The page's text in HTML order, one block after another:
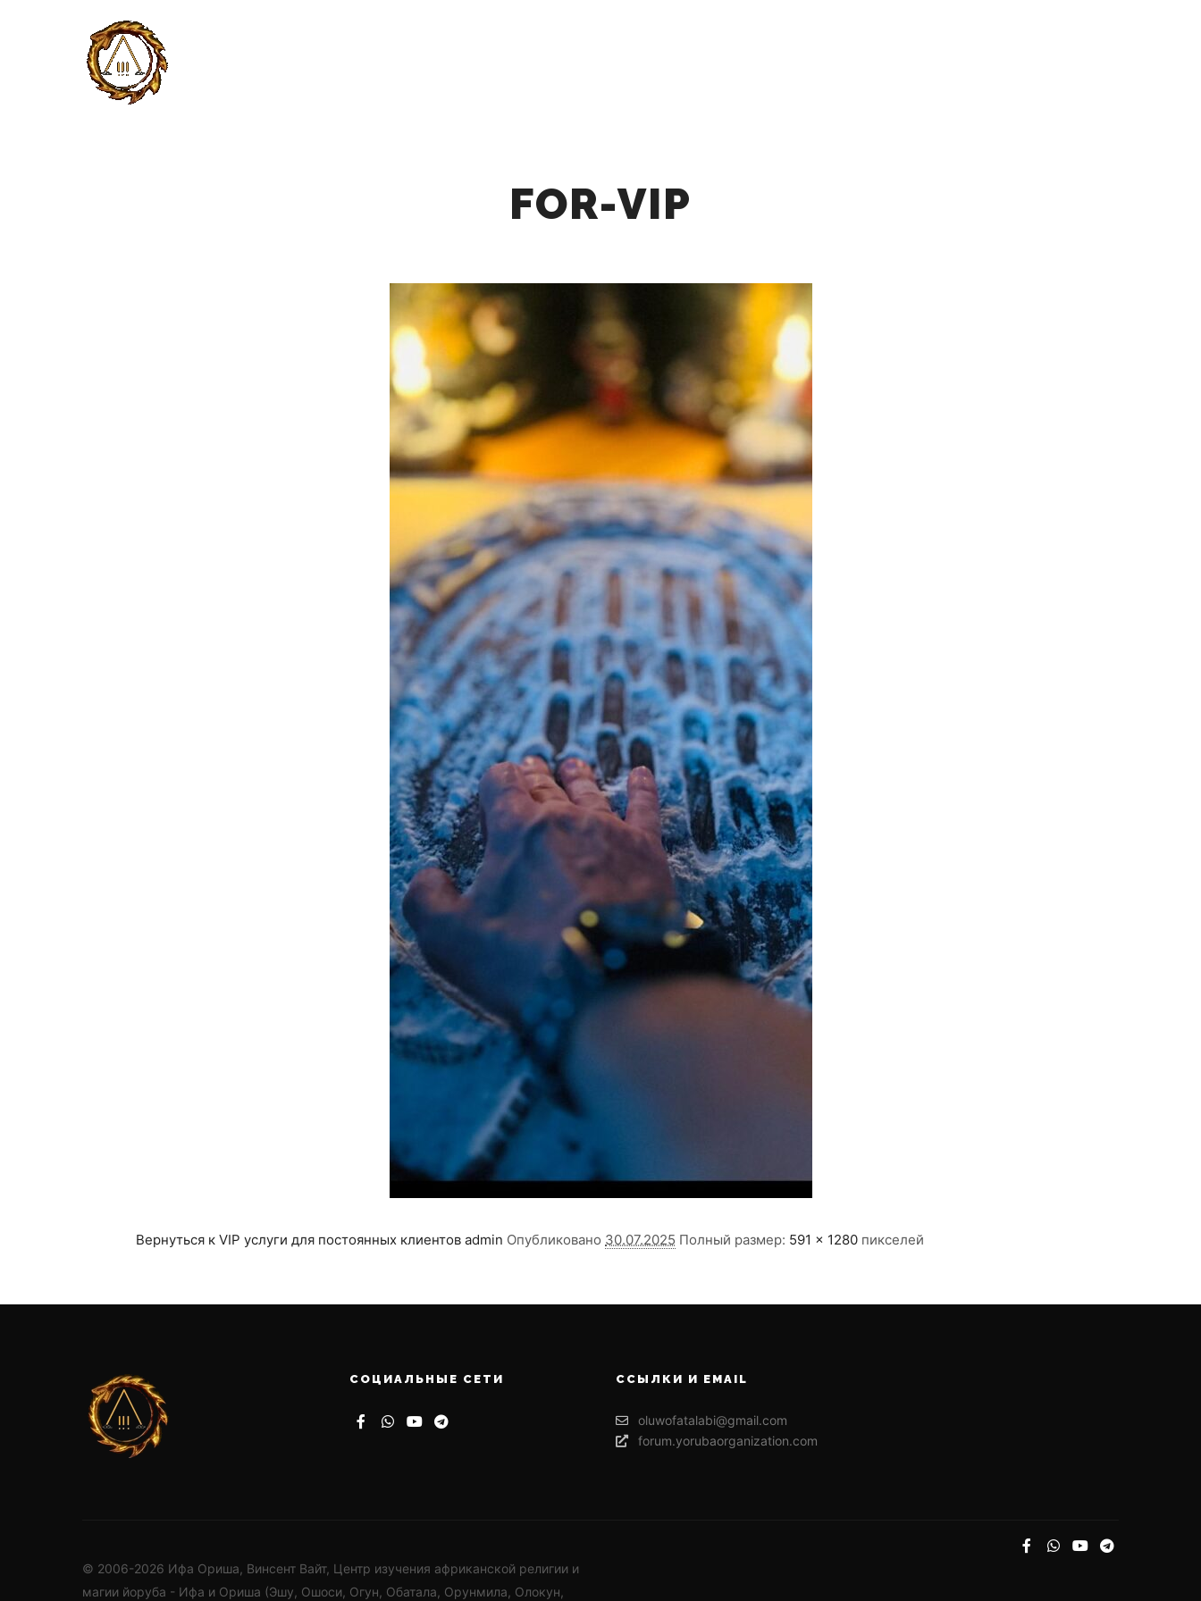
FOR-VIP
Вернуться к VIP услуги для постоянных клиентов admin Опубликовано 30.07.2025 Полный размер: 591 × 1280 пикселей
СОЦИАЛЬНЫЕ СЕТИ ССЫЛКИ И EMAIL
oluwofatalabi@gmail.com
forum.yorubaorganization.com
© 2006-2026 Ифа Ориша, Винсент Вайт, Центр изучения африканской религии и
магии йоруба - Ифа и Ориша (Эшу, Ошоси, Огун, Обатала, Орунмила, Олокун,